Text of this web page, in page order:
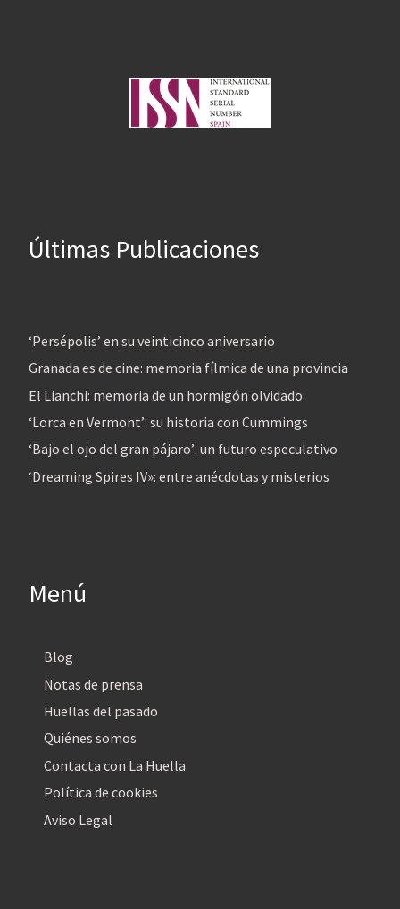
Últimas Publicaciones
‘Persépolis’ en su veinticinco aniversario
Granada es de cine: memoria fílmica de una provincia
El Lianchi: memoria de un hormigón olvidado
‘Lorca en Vermont’: su historia con Cummings
‘Bajo el ojo del gran pájaro’: un futuro especulativo
‘Dreaming Spires IV»: entre anécdotas y misterios
Menú
Blog
Notas de prensa
Huellas del pasado
Quiénes somos
Contacta con La Huella
Política de cookies
Aviso Legal